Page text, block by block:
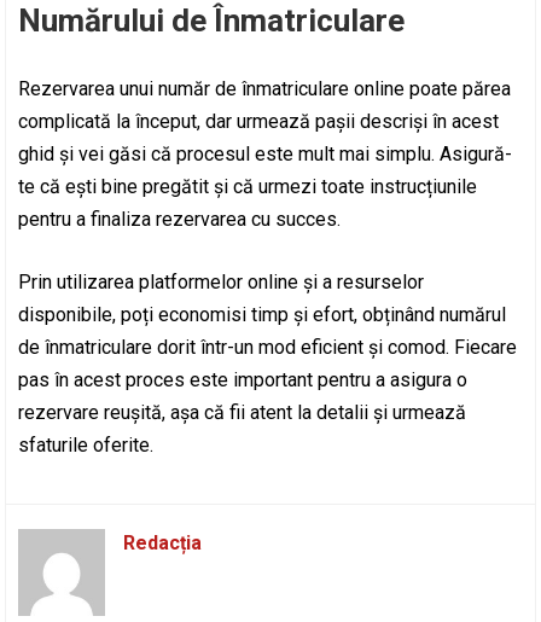
Numărului de Înmatriculare
Rezervarea unui număr de înmatriculare online poate părea
complicată la început, dar urmează pașii descriși în acest
ghid și vei găsi că procesul este mult mai simplu. Asigură-
te că ești bine pregătit și că urmezi toate instrucțiunile
pentru a finaliza rezervarea cu succes.
Prin utilizarea platformelor online și a resurselor
disponibile, poți economisi timp și efort, obținând numărul
de înmatriculare dorit într-un mod eficient și comod. Fiecare
pas în acest proces este important pentru a asigura o
rezervare reușită, așa că fii atent la detalii și urmează
sfaturile oferite.
Redacția